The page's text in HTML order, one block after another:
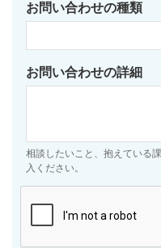
お問い合わせの種類
お問い合わせの詳細
相談したいこと、抱えている
入ください。